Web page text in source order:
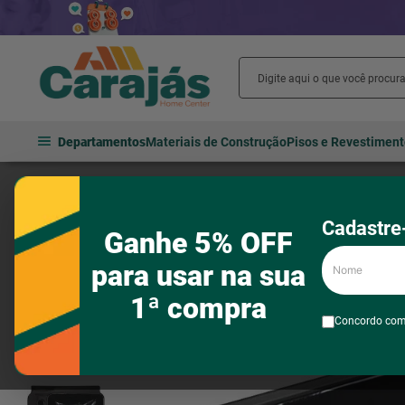
DepartamentosMateriais de ConstruçãoPisos e
Ganhe 5% OFF
para usar na sua
1ª compra
Nome
Concordo
Banheiro